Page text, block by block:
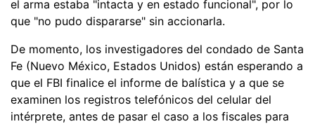
el arma estaba "intacta y en estado funcional", por lo
que "no pudo dispararse" sin accionarla.
De momento, los investigadores del condado de Santa
Fe (Nuevo México, Estados Unidos) están esperando a
que el FBI finalice el informe de balística y a que se
examinen los registros telefónicos del celular del
intérprete, antes de pasar el caso a los fiscales para